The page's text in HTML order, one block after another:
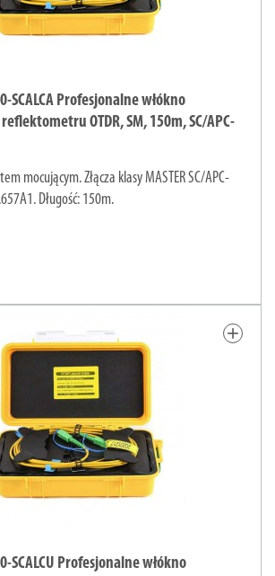
SCALCA Profesjonalne włókno
OTDR, SM, 150m, SC/APC-
mocującym. Złącza klasy MASTER SC/APC-
Długość: 150m.
add
SCALCU Profesjonalne włókno